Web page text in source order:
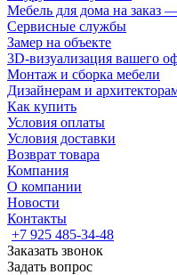
Мебель для дома на заказ
Сервисные службы
Замер на объекте
3D-визуализация вашего
Монтаж и сборка мебели
Дизайнерам и
Как купить
Условия оплаты
Условия доставки
Возврат товара
Компания
О компании
Новости
Контакты
+7 925 485-34-48
Заказать звонок
Задать вопрос